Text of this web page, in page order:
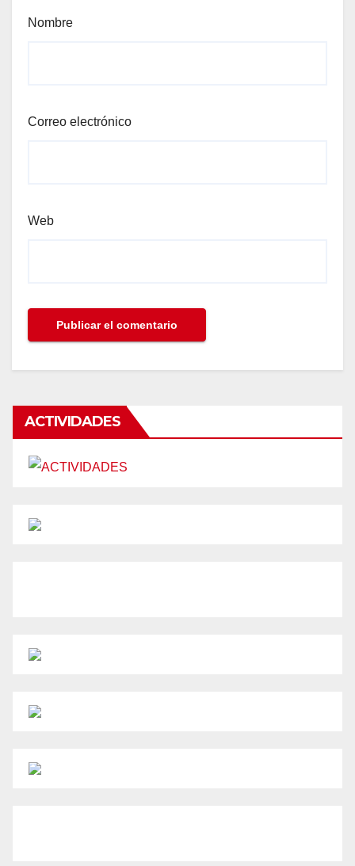
Nombre
Correo electrónico
Web
ACTIVIDADES